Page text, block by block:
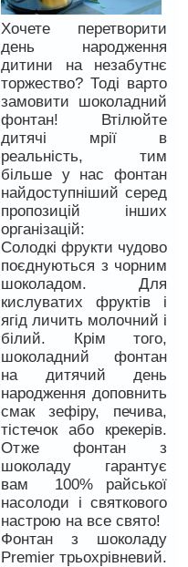
Хочете перетворити
день народження
дитини на незабутнє
торжество? Тоді варто
замовити шоколадний
фонтан! Втілюйте
дитячі мрії в
реальність, тим
більше у нас фонтан
найдоступніший серед
пропозицій інших
організацій:
Солодкі фрукти чудово
поєднуються з чорним
шоколадом. Для
кислуватих фруктів і
ягід личить молочний і
білий. Крім того,
шоколадний фонтан
на дитячий день
народження доповнить
смак зефіру, печива,
тістечок або крекерів.
Отже фонтан з
шоколаду гарантує
вам 100% райської
насолоди і святкового
настрою на все свято!
Фонтан з шоколаду
Premier трьохрівневий.